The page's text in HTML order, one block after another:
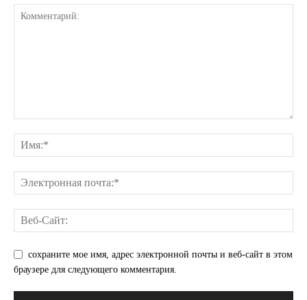
сохраните мое имя, адрес электронной почты и веб-сайт в этом
браузере для следующего комментария.